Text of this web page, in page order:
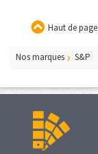
Haut de page
Nos marques S&P